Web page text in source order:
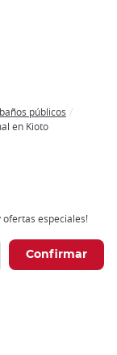
públicos
en Kioto
ofertas especiales!